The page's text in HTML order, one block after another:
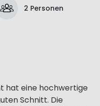
2 Personen
hat eine hochwertige
Schnitt. Die